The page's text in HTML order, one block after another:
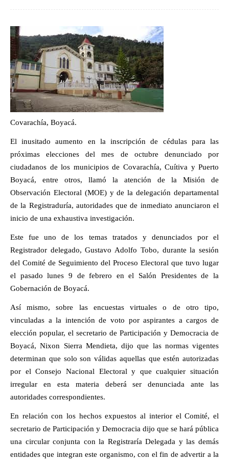
​Covarachía, Boyacá.
El inusitado aumento en la inscripción de cédulas para las
próximas elecciones del mes de octubre denunciado por
ciudadanos de los municipios de Covarachía, Cuítiva y Puerto
Boyacá, entre otros, llamó la atención de la Misión de
Observación Electoral (MOE) y de la delegación departamental
de la Registraduría, autoridades que de inmediato anunciaron el
inicio de una exhaustiva investigación.
Este fue uno de los temas tratados y denunciados por el
Registrador delegado, Gustavo Adolfo Tobo, durante la sesión
del Comité de Seguimiento del Proceso Electoral que tuvo lugar
el pasado lunes 9 de febrero en el Salón Presidentes de la
Gobernación de Boyacá.
Así mismo, sobre las encuestas virtuales o de otro tipo,
vinculadas a la intención de voto por aspirantes a cargos de
elección popular, el secretario de Participación y Democracia de
Boyacá, Nixon Sierra Mendieta, dijo que las normas vigentes
determinan que solo son válidas aquellas que estén autorizadas
por el Consejo Nacional Electoral y que cualquier situación
irregular en esta materia deberá ser denunciada ante las
autoridades correspondientes.
En relación con los hechos expuestos al interior el Comité, el
secretario de Participación y Democracia dijo que se hará pública
una circular conjunta con la Registraría Delegada y las demás
entidades que integran este organismo, con el fin de advertir a la